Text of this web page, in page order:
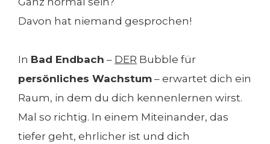
Davon hat niemand gesprochen!
In Bad Endbach – DER Bubble für
persönliches Wachstum – erwartet dich ein
Raum, in dem du dich kennenlernen wirst.
Mal so richtig. In einem Miteinander, das
tiefer geht, ehrlicher ist und dich